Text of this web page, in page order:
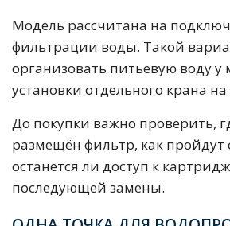
Модель рассчитана на
фильтрации воды. Такой
организовать питьевую воду у
установки отдельного крана
До покупки важно проверить,
размещён фильтр, как пройдут
останется ли доступ к
последующей замены.